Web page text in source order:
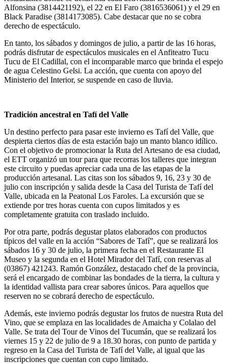
Alfonsina (3814421192), el 22 en El Faro (3816536061) y el 29 en
Black Paradise (3814173085). Cabe destacar que no se cobra
derecho de espectáculo.
En tanto, los sábados y domingos de julio, a partir de las 16 horas,
podrás disfrutar de espectáculos musicales en el Anfiteatro Tucu
Tucu de El Cadillal, con el incomparable marco que brinda el espejo
de agua Celestino Gelsi. La acción, que cuenta con apoyo del
Ministerio del Interior, se suspende en caso de lluvia.
Tradición ancestral en Tafí del Valle
Un destino perfecto para pasar este invierno es Tafí del Valle, que
despierta ciertos días de esta estación bajo un manto blanco idílico.
Con el objetivo de promocionar la Ruta del Artesano de esa ciudad,
el ETT organizó un tour para que recorras los talleres que integran
este circuito y puedas apreciar cada una de las etapas de la
producción artesanal. Las citas son los sábados 9, 16, 23 y 30 de
julio con inscripción y salida desde la Casa del Turista de Tafí del
Valle, ubicada en la Peatonal Los Faroles. La excursión que se
extiende por tres horas cuenta con cupos limitados y es
completamente gratuita con traslado incluido.
Por otra parte, podrás degustar platos elaborados con productos
típicos del valle en la acción “Sabores de Tafí”, que se realizará los
sábados 16 y 30 de julio, la primera fecha en el Restaurante El
Museo y la segunda en el Hotel Mirador del Tafí, con reservas al
(03867) 421243. Ramón González, destacado chef de la provincia,
será el encargado de combinar las bondades de la tierra, la cultura y
la identidad vallista para crear sabores únicos. Para aquellos que
reserven no se cobrará derecho de espectáculo.
Además, este invierno podrás degustar los frutos de nuestra Ruta del
Vino, que se emplaza en las localidades de Amaicha y Colalao del
Valle. Se trata del Tour de Vinos del Tucumán, que se realizará los
viernes 15 y 22 de julio de 9 a 18.30 horas, con punto de partida y
regreso en la Casa del Turista de Tafí del Valle, al igual que las
inscripciones que cuentan con cupo limitado.